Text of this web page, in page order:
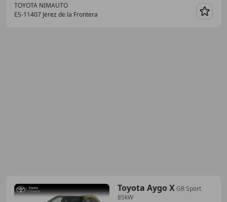
TOYOTA NIMAUTO
ES-11407 Jerez de la Frontera
Toyota Aygo XGR Sport
85kW